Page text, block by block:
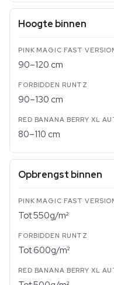
Hoogte binnen
90–120 cm
90–130 cm
80–110 cm
Opbrengst binnen
Tot 550g/m²
Tot 600g/m²